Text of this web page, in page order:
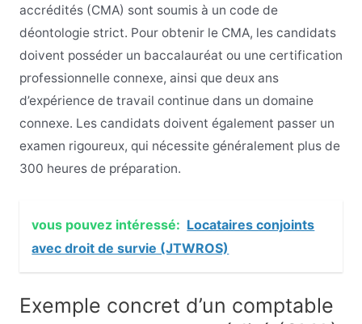
accrédités (CMA) sont soumis à un code de
déontologie strict. Pour obtenir le CMA, les candidats
doivent posséder un baccalauréat ou une certification
professionnelle connexe, ainsi que deux ans
d’expérience de travail continue dans un domaine
connexe. Les candidats doivent également passer un
examen rigoureux, qui nécessite généralement plus de
300 heures de préparation.
vous pouvez intéressé: Locataires conjoints
avec droit de survie (JTWROS)
Exemple concret d’un comptable